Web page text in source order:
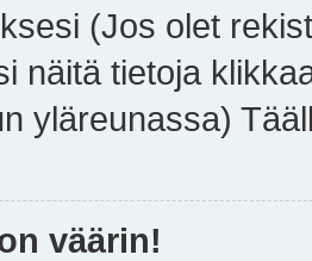
(Jos olet
näitä tietoja
yläreunassa)
väärin!